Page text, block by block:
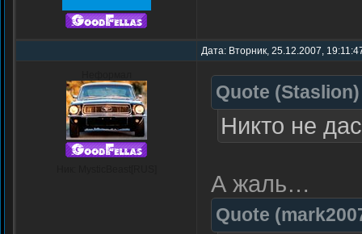
Дата: Вторник, 25.12.2007,
Quote (Staslion)
Никто не
А жаль…
Quote (